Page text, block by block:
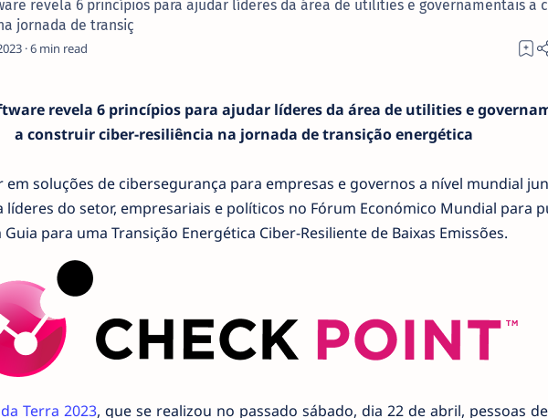
revela 6 princípios para ajudar líderes da área de utilities e governamentais a
jornada de transiç
6
revela 6 princípios para ajudar líderes da área de utilities e
a construir ciber-resiliência na jornada de transição energética
em soluções de cibersegurança para empresas e governos a nível mundial
líderes do setor, empresariais e políticos no Fórum Económico Mundial para
Guia para uma Transição Energética Ciber-Resiliente de Baixas Emissões.
Terra 2023, que se realizou no passado sábado, dia 22 de abril, pessoas